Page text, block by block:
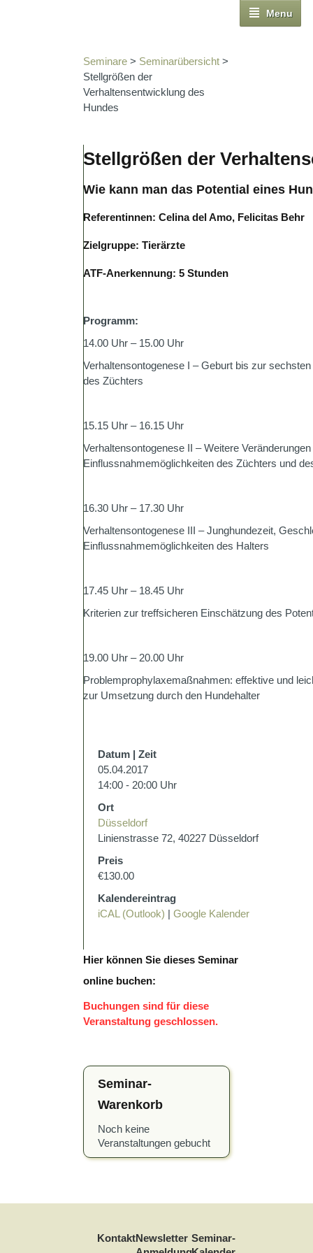
Menu
Seminare > Seminarübersicht >
Stellgrößen der
Verhaltensentwicklung des
Hundes
Stellgrößen der
Wie kann man das Potential eines
Referentinnen: Celina del Amo, Felicitas Behr
Zielgruppe: Tierärzte
ATF-Anerkennung: 5 Stunden
Programm:
14.00 Uhr – 15.00 Uhr
Verhaltensontogenese I – Geburt bis zur
des Züchters
15.15 Uhr – 16.15 Uhr
Verhaltensontogenese II – Weitere
Einflussnahmemöglichkeiten des Züchters und
16.30 Uhr – 17.30 Uhr
Verhaltensontogenese III – Junghundezeit,
Einflussnahmemöglichkeiten des Halters
17.45 Uhr – 18.45 Uhr
Kriterien zur treffsicheren Einschätzung des
19.00 Uhr – 20.00 Uhr
Problemprophylaxemaßnahmen: effektive und
zur Umsetzung durch den Hundehalter
Datum | Zeit
05.04.2017
14:00 - 20:00 Uhr
Ort
Düsseldorf
Linienstrasse 72, 40227 Düsseldorf
Preis
€130.00
Kalendereintrag
iCAL (Outlook) | Google Kalender
Hier können Sie dieses Seminar
online buchen:
Buchungen sind für diese
Veranstaltung geschlossen.
Seminar-
Warenkorb
Noch keine
Veranstaltungen gebucht
KontaktNewsletter Seminar-